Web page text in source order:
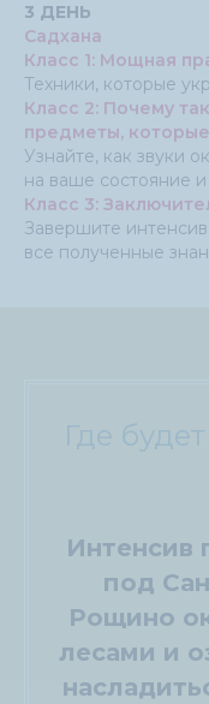
3 ДЕНЬ
Садхана
Класс 1: Мощная
Техники, которые
Класс 2: Почему
предметы,
Узнайте, как звуки
на ваше состояние
Класс 3:
Завершите
все полученные
Где
Интенсив
под
Рощино
лесами и